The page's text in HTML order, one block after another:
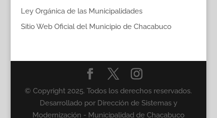
Ley Orgánica de las Municipalidades
Sitio Web Oficial del Municipio de Chacabuco
© Copyright 2025. Todos los derechos reservados.
Desarrollado por Dirección de Sistemas y
Modernización - Municipalidad de Chacabuco